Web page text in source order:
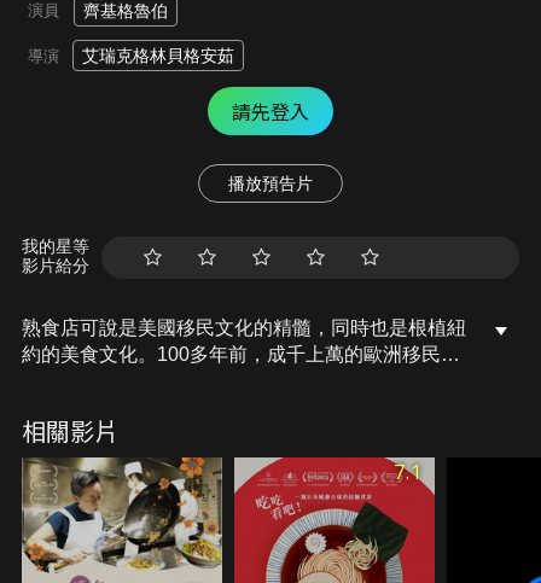
演員 齊基格魯伯
導演 艾瑞克格林貝格安茹
請先登入
播放預告片
我的星等
影片給分
熟食店可說是美國移民文化的精髓，同時也是根植紐
約的美食文化。100多年前，成千上萬的歐洲移民來
帶鼎富盛名的熟食事業也在此展開。
相關影片
7.1